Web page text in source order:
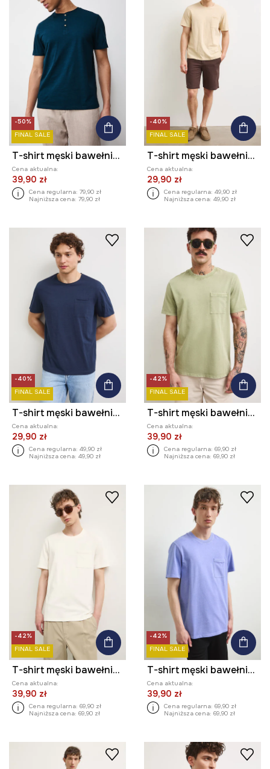
-50%
FINAL SALE
T-shirt męski bawełniany
Cena aktualna:
39,90 zł
Cena regularna: 79,90 zł
Najniższa cena: 79,90 zł
-40%
FINAL SALE
T-shirt męski bawełniany
Cena aktualna:
29,90 zł
Cena regularna: 49,90 zł
Najniższa cena: 49,90 zł
-40%
FINAL SALE
T-shirt męski bawełniany
Cena aktualna:
29,90 zł
Cena regularna: 49,90 zł
Najniższa cena: 49,90 zł
-42%
FINAL SALE
T-shirt męski bawełniany
Cena aktualna:
39,90 zł
Cena regularna: 69,90 zł
Najniższa cena: 69,90 zł
-42%
FINAL SALE
T-shirt męski bawełniany
Cena aktualna:
39,90 zł
Cena regularna: 69,90 zł
Najniższa cena: 69,90 zł
-42%
FINAL SALE
T-shirt męski bawełniany
Cena aktualna:
39,90 zł
Cena regularna: 69,90 zł
Najniższa cena: 69,90 zł